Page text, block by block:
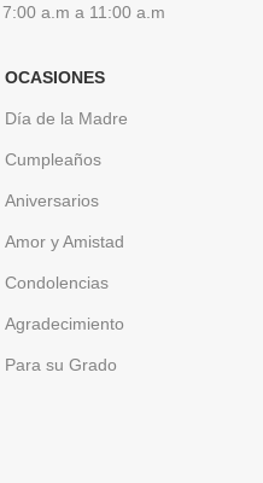
a.m a 11:00 a.m
OCASIONES
Día de la Madre
Cumpleaños
Aniversarios
Amor y Amistad
Condolencias
Agradecimiento
Para su Grado